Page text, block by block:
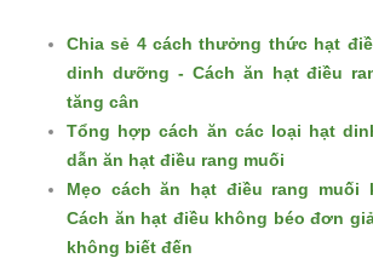
Chia sẻ 4 cách thưởng thức hạt
dinh dưỡng - Cách ăn hạt điều
tăng cân
Tổng hợp cách ăn các loại hạt
dẫn ăn hạt điều rang muối
Mẹo cách ăn hạt điều rang muối
Cách ăn hạt điều không béo đơn
không biết đến